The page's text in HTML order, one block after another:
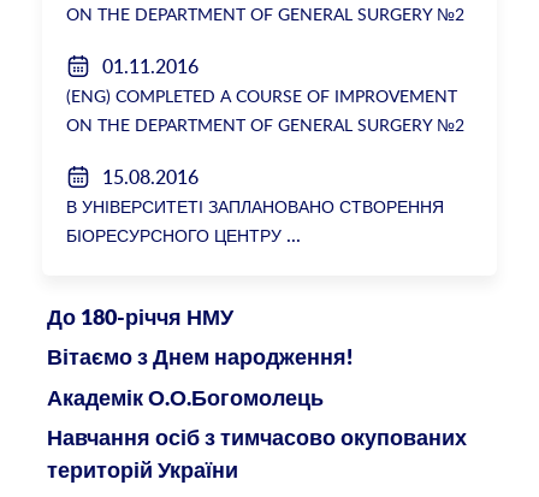
ON THE DEPARTMENT OF GENERAL SURGERY №2
01.11.2016
(ENG) COMPLETED A COURSE OF IMPROVEMENT
ON THE DEPARTMENT OF GENERAL SURGERY №2
15.08.2016
В УНІВЕРСИТЕТІ ЗАПЛАНОВАНО СТВОРЕННЯ
БІОРЕСУРСНОГО ЦЕНТРУ
До 180-річчя НМУ
Вітаємо з Днем народження!
Академік О.О.Богомолець
Навчання осіб з тимчасово окупованих
територій України